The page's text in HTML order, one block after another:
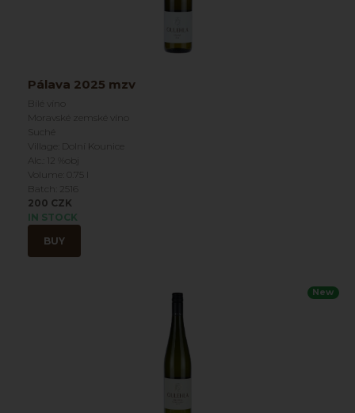
Pálava 2025 mzv
Bílé víno
Moravské zemské víno
Suché
Village: Dolní Kounice
Alc.: 12 %obj
Volume: 0.75 l
Batch: 2516
200 CZK
IN STOCK
BUY
New